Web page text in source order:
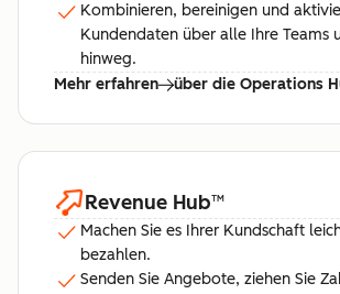
Kombinieren, bereinigen und
Kundendaten über alle Ihre Teams
hinweg.
Mehr erfahren
über die Operations
Revenue Hub™
Machen Sie es Ihrer Kundschaft
bezahlen.
Senden Sie Angebote, ziehen Sie